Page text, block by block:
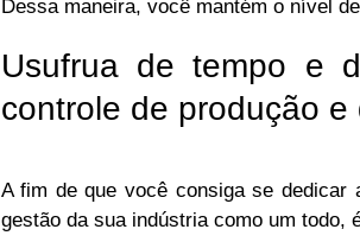
Dessa maneira, você mantém o nível
Usufrua de tempo e
controle de produção e
A fim de que você consiga se
gestão da sua indústria como um todo,